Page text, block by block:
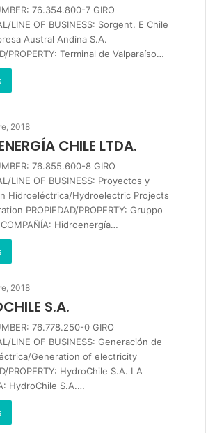
76.354.800-7 GIRO
LINE OF BUSINESS: Sorgent. E Chile
Austral Andina S.A.
PROPERTY: Terminal de Valparaíso…
2018
CHILE LTDA.
76.855.600-8 GIRO
LINE OF BUSINESS: Proyectos y
Hidroeléctrica/Hydroelectric Projects
PROPIEDAD/PROPERTY: Gruppo
Hidroenergía…
2018
S.A.
76.778.250-0 GIRO
LINE OF BUSINESS: Generación de
Generation of electricity
PROPERTY: HydroChile S.A. LA
HydroChile S.A.…